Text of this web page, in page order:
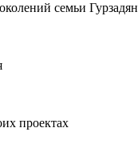
семьи Гурзадян
проектах